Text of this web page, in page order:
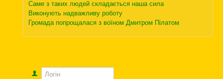
Саме з таких людей складається наша сила
Виконують надважливу роботу
Громада попрощалася з воїном Дмитром Пілатом
Логін